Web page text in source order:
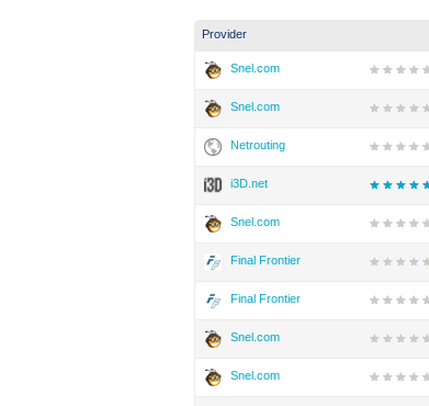
Provider
Snel.com
Snel.com
Netrouting
i3D.net
Snel.com
Final Frontier
Final Frontier
Snel.com
Snel.com